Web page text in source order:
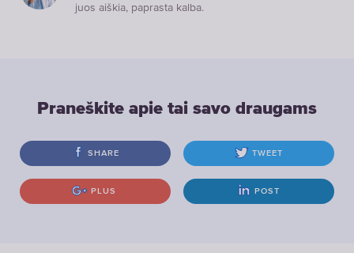
juos aiškia, paprasta kalba.
Praneškite apie tai savo draugams
SHARE TWEET
PLUS POST